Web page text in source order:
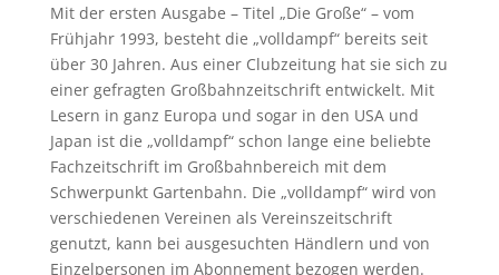
Mit der ersten Ausgabe – Titel „Die Große“ – vom
Frühjahr 1993, besteht die „volldampf“ bereits seit
über 30 Jahren. Aus einer Clubzeitung hat sie sich zu
einer gefragten Großbahnzeitschrift entwickelt. Mit
Lesern in ganz Europa und sogar in den USA und
Japan ist die „volldampf“ schon lange eine beliebte
Fachzeitschrift im Großbahnbereich mit dem
Schwerpunkt Gartenbahn. Die „volldampf“ wird von
verschiedenen Vereinen als Vereinszeitschrift
genutzt, kann bei ausgesuchten Händlern und von
Einzelpersonen im Abonnement bezogen werden.